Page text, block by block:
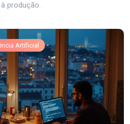
produção.
Artificial